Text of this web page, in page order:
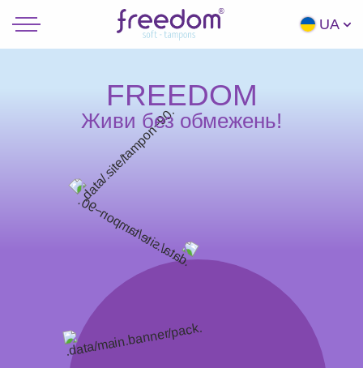
UA
FREEDOM
Живи без обмежень!